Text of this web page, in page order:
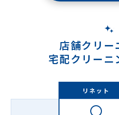
店舗クリー
宅配クリーニ
リネット